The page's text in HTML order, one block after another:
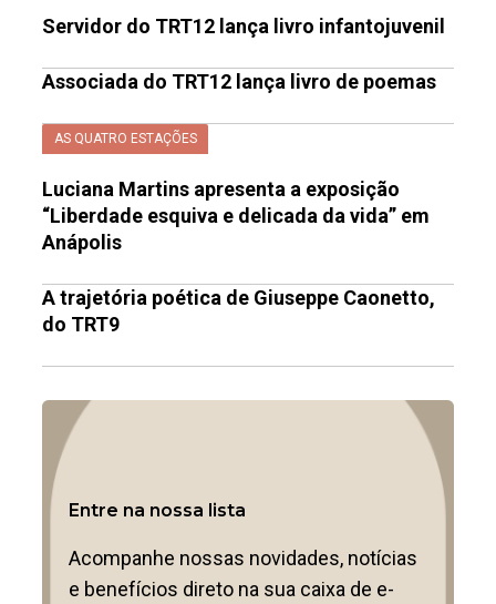
Servidor do TRT12 lança livro infantojuvenil
Associada do TRT12 lança livro de poemas
AS QUATRO ESTAÇÕES
Luciana Martins apresenta a exposição
“Liberdade esquiva e delicada da vida” em
Anápolis
A trajetória poética de Giuseppe Caonetto,
do TRT9
Entre na nossa lista
Acompanhe nossas novidades, notícias
e benefícios direto na sua caixa de e-